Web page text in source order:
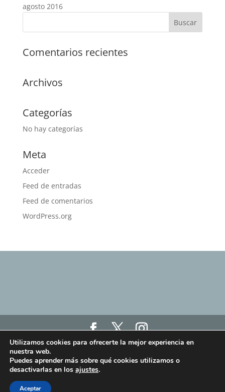
agosto 2016
Comentarios recientes
Archivos
Categorías
No hay categorías
Meta
Acceder
Feed de entradas
Feed de comentarios
WordPress.org
Haz click aquí para ver nuestro Aviso Legal, Política
de Privacidad y Política de Cookies
Haz click aquí para ver los términos y condiciones
de las clases online "Humanit.as Online"
Utilizamos cookies para ofrecerte la mejor experiencia en
nuestra web.
Puedes aprender más sobre qué cookies utilizamos o
desactivarlas en los ajustes.
Aceptar